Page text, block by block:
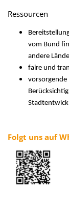
Ressourcen
vom Bund
andere
faire und
vorsorgende
Folgt uns auf